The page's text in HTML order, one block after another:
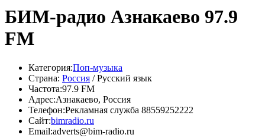
БИМ-радио Азнакаево 97.9
FM
Категория:Поп-музыка
Страна: Россия / Русский язык
Частота:97.9 FM
Адрес:Азнакаево, Россия
Телефон:Рекламная служба 88559252222
Сайт:bimradio.ru
Email:adverts@bim-radio.ru